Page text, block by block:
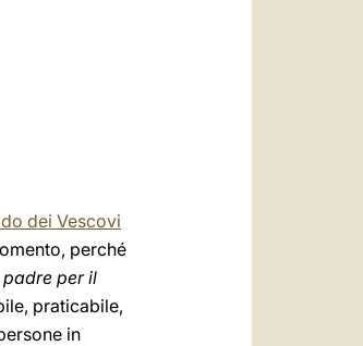
dei Vescovi
perché
padre per il
praticabile,
in